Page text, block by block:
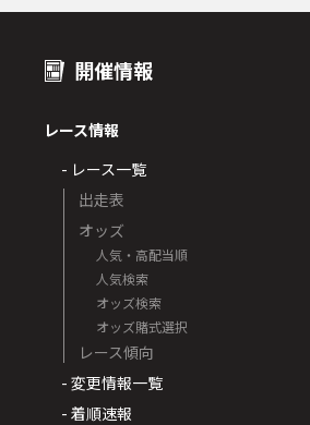
開催情報
レース情報
- レース一覧
出走表
オッズ
人気・高配当順
人気検索
オッズ検索
オッズ賭式選択
レース傾向
- 変更情報一覧
- 着順速報